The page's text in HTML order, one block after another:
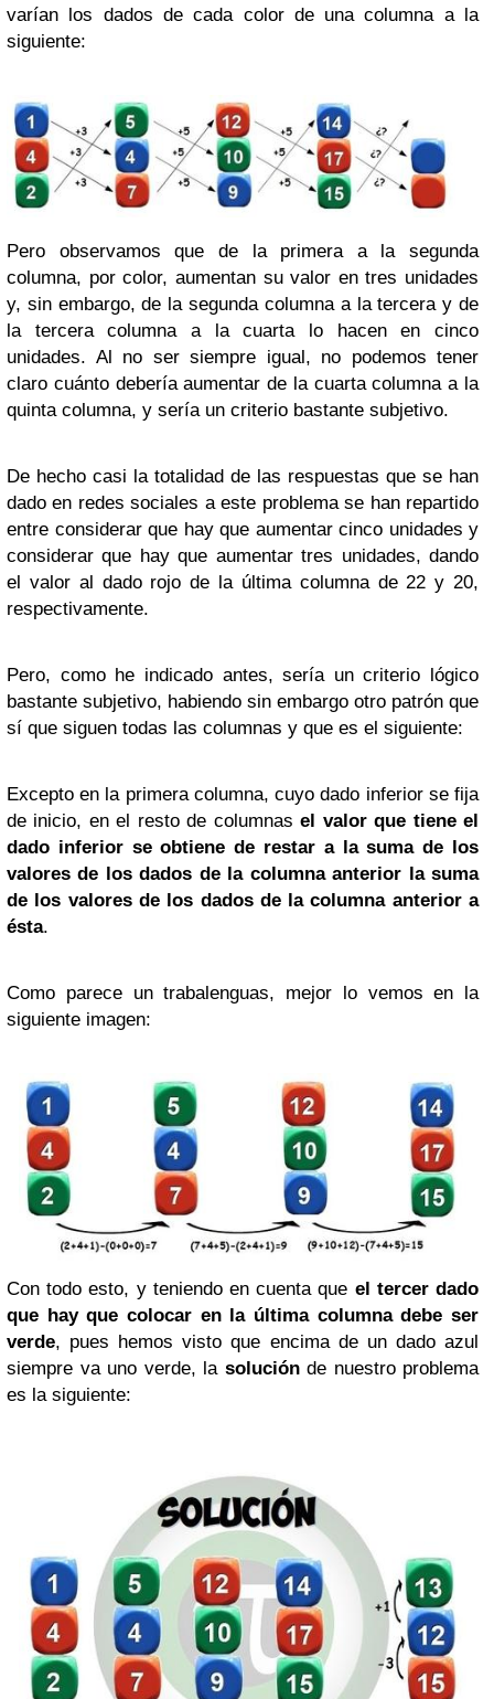
varían los dados de cada color de una columna a la
siguiente:
Pero observamos que de la primera a la segunda
columna, por color, aumentan su valor en tres unidades
y, sin embargo, de la segunda columna a la tercera y de
la tercera columna a la cuarta lo hacen en cinco
unidades. Al no ser siempre igual, no podemos tener
claro cuánto debería aumentar de la cuarta columna a la
quinta columna, y sería un criterio bastante subjetivo.
De hecho casi la totalidad de las respuestas que se han
dado en redes sociales a este problema se han repartido
entre considerar que hay que aumentar cinco unidades y
considerar que hay que aumentar tres unidades, dando
el valor al dado rojo de la última columna de 22 y 20,
respectivamente.
Pero, como he indicado antes, sería un criterio lógico
bastante subjetivo, habiendo sin embargo otro patrón que
sí que siguen todas las columnas y que es el siguiente:
Excepto en la primera columna, cuyo dado inferior se fija
de inicio, en el resto de columnasel valor que tiene el
dado inferior se obtiene de restar a la suma de los
valores de los dados de la columna anterior la suma
de los valores de los dados de la columna anterior a
ésta.
Como parece un trabalenguas, mejor lo vemos en la
siguiente imagen:
Con todo esto, y teniendo en cuenta que el tercer dado
que hay que colocar en la última columna debe ser
verde, pues hemos visto que encima de un dado azul
siempre va uno verde, la soluciónde nuestro problema
es la siguiente: